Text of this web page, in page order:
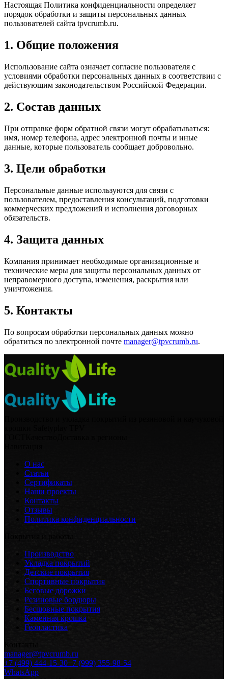
Настоящая Политика конфиденциальности определяет
порядок обработки и защиты персональных данных
пользователей сайта tpvcrumb.ru.
1. Общие положения
Использование сайта означает согласие пользователя с
условиями обработки персональных данных в соответствии с
действующим законодательством Российской Федерации.
2. Состав данных
При отправке форм обратной связи могут обрабатываться:
имя, номер телефона, адрес электронной почты и иные
данные, которые пользователь сообщает добровольно.
3. Цели обработки
Персональные данные используются для связи с
пользователем, предоставления консультаций, подготовки
коммерческих предложений и исполнения договорных
обязательств.
4. Защита данных
Компания принимает необходимые организационные и
технические меры для защиты персональных данных от
неправомерного доступа, изменения, раскрытия или
уничтожения.
5. Контакты
По вопросам обработки персональных данных можно
обратиться по электронной почте manager@tpvcrumb.ru.
О нас
Статьи
Сертификаты
Наши проекты
Контакты
Отзывы
Политика конфиденциальности
Производство
Укладка покрытий
Детские покрытия
Спортивные покрытия
Беговые дорожки
Резиновые бордюры
Бесшовные покрытия
Каменная крошка
Геопластика
manager@tpvcrumb.ru
+7 (499) 444-15-30+7 (999) 355-98-54
WhatsApp